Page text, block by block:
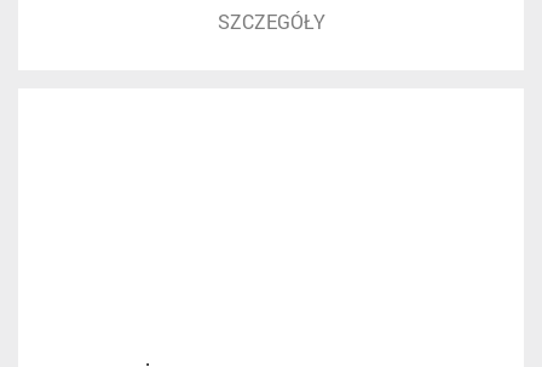
łatwy montaż i demontaż moskitiery.